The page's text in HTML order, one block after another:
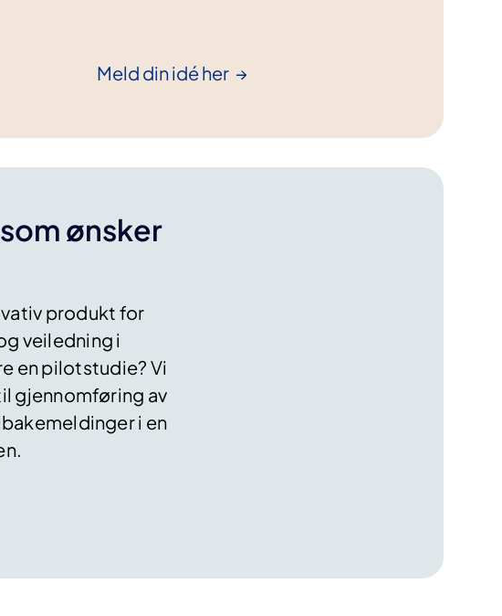
Meld din idéher
ønsker
produkt for
veiledning i
en pilotstudie? Vi
gjennomføring av
i en